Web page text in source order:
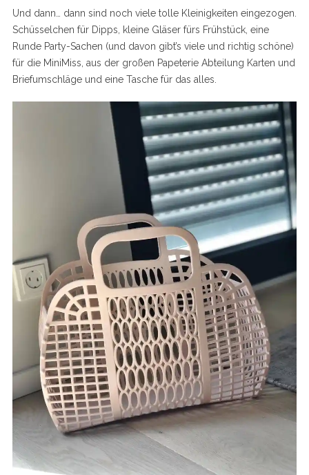
Und dann… dann sind noch viele tolle Kleinigkeiten eingezogen.
Schüsselchen für Dipps, kleine Gläser fürs Frühstück, eine
Runde Party-Sachen (und davon gibt’s viele und richtig schöne)
für die MiniMiss, aus der großen Papeterie Abteilung Karten und
Briefumschläge und eine Tasche für das alles.
e